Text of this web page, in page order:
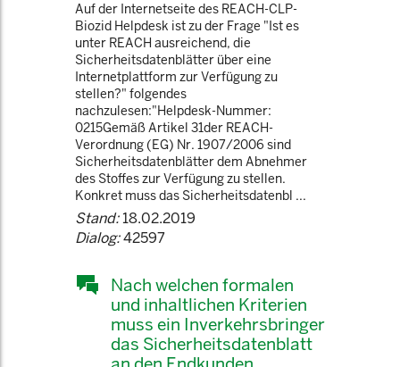
Auf der Internetseite des REACH-CLP-
Biozid Helpdesk ist zu der Frage "Ist es
unter REACH ausreichend, die
Sicherheitsdatenblätter über eine
Internetplattform zur Verfügung zu
stellen?" folgendes
nachzulesen:"Helpdesk-Nummer:
0215Gemäß Artikel 31der REACH-
Verordnung (EG) Nr. 1907/2006 sind
Sicherheitsdatenblätter dem Abnehmer
des Stoffes zur Verfügung zu stellen.
Konkret muss das Sicherheitsdatenbl ...
Stand:18.02.2019
Dialog:42597
Nach welchen formalen
und inhaltlichen Kriterien
muss ein Inverkehrsbringer
das Sicherheitsdatenblatt